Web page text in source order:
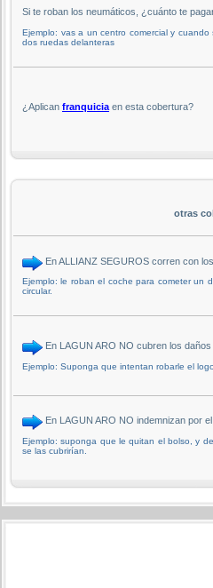
Si te roban los neumáticos, ¿cuánto te
Ejemplo: vas a un centro comercial y
dos ruedas delanteras
¿Aplican franquicia en esta cobertura?
otras
En ALLIANZ SEGUROS corren con
Ejemplo: le roban el coche para cometer un
circular.
En LAGUN ARO NO cubren los
Ejemplo: Suponga que intentan robarle el
En LAGUN ARO NO indemnizan por
Ejemplo: suponga que le quitan el bolso, y
se las cubrirían.